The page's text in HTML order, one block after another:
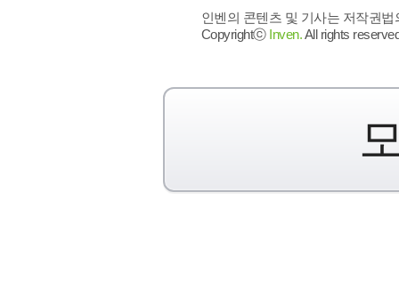
인벤의 콘텐츠 및 기사는 저작권
Copyrightⓒ Inven.All rights